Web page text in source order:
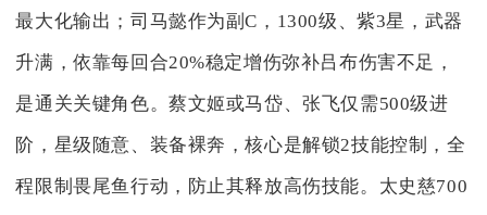
最大化输出；司马懿作为副C，1300级、紫3星，武器
升满，依靠每回合20%稳定增伤弥补吕布伤害不足，
是通关关键角色。蔡文姬或马岱、张飞仅需500级进
阶，星级随意、装备裸奔，核心是解锁2技能控制，全
程限制畏尾鱼行动，防止其释放高伤技能。太史慈700